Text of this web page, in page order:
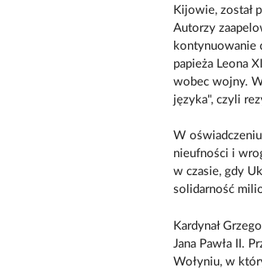
Kijowie, został
Autorzy
kontynuowanie
papieża Leona
wobec wojny.
języka", czyli
W
nieufności i
w czasie, gdy
solidarność
Kardynał
Jana Pawła II.
Wołyniu, w